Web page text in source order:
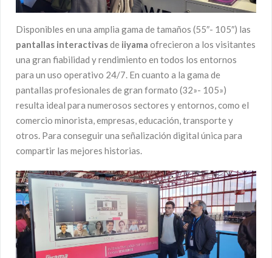
Disponibles en una amplia gama de tamaños (55″- 105″) las
pantallas interactivasde iiyama ofrecieron a los visitantes
una gran fiabilidad y rendimiento en todos los entornos
para un uso operativo 24/7. En cuanto a la gama de
pantallas profesionales de gran formato (32»- 105»)
resulta ideal para numerosos sectores y entornos, como el
comercio minorista, empresas, educación, transporte y
otros. Para conseguir una señalización digital única para
compartir las mejores historias.